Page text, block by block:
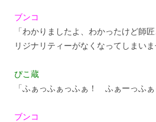
ブンコ
「わかりましたよ、わかったけど師
リジナリティーがなくなってしまいま
ぴこ蔵
「ふぁっふぁっふぁ！ ふぁーっふぁ
ブンコ